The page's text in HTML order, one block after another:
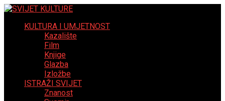
KULTURA I UMJETNOST
Kazalište
Film
Knjige
Glazba
Izložbe
ISTRAŽI SVIJET
Znanost